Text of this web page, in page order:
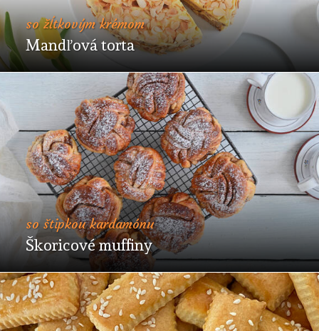
so žĺtkovým krémom
Mandľová torta
so štipkou kardamónu
Škoricové muffiny